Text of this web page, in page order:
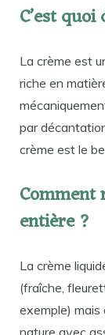
C’est
La crème est
riche en
par
crème est le
entière ?
La crème
(fraîche,
exemple) mais
nature avec